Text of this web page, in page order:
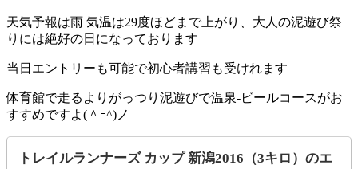
天気予報は雨 気温は29度ほどまで上がり、大人の泥遊び祭
りには絶好の日になっております
当日エントリーも可能で初心者講習も受けれます
体育館で走るよりがっつり泥遊びで温泉-ビールコースがお
すすめですよ(＾ｰ^)ノ
トレイルランナーズ カップ 新潟2016（3キロ）のエ